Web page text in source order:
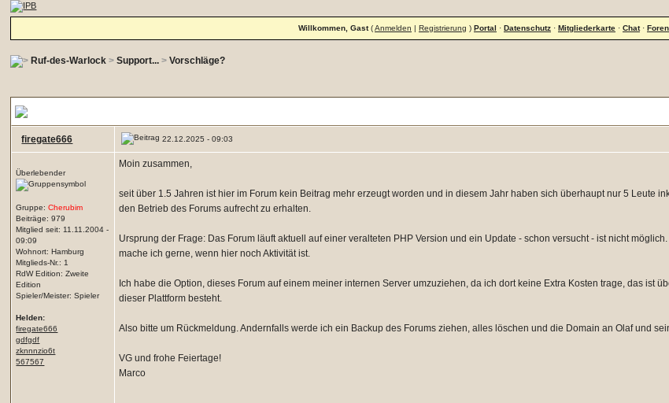
Willkommen, Gast(Anmelden | Registrierung ) Portal · Datenschutz· Mitgliederkarte· Chat·
Ruf-des-Warlock >Support... >Vorschläge?
firegate666 22.12.2025 - 09:03
Überlebender
Gruppe:Cherubim
Beiträge: 979
Mitglied seit: 11.11.2004 -
09:09
Wohnort: Hamburg
Mitglieds-Nr.: 1
RdW Edition: Zweite
Edition
Spieler/Meister: Spieler
Helden:
firegate666
gdfgdf
zknnnzio6t
567567
Moin zusammen,
seit über 1.5 Jahren ist hier im Forum kein Beitrag mehr erzeugt worden und in diesem Jahr haben sich überhaupt nur 5 Leute
den Betrieb des Forums aufrecht zu erhalten.
Ursprung der Frage: Das Forum läuft aktuell auf einer veralteten PHP Version und ein Update - schon versucht - ist nicht
mache ich gerne, wenn hier noch Aktivität ist.
Ich habe die Option, dieses Forum auf einem meiner internen Server umzuziehen, da ich dort keine Extra Kosten trage, das ist
dieser Plattform besteht.
Also bitte um Rückmeldung. Andernfalls werde ich ein Backup des Forums ziehen, alles löschen und die Domain an Olaf und
VG und frohe Feiertage!
Marco